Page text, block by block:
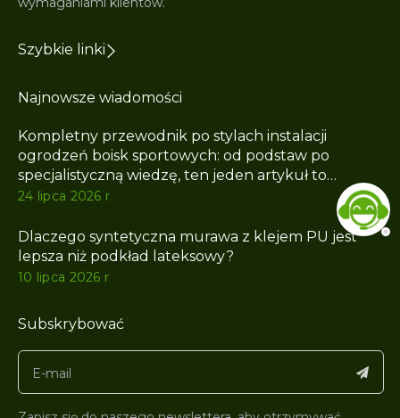
Szybkie linki
Najnowsze wiadomości
Kompletny przewodnik po stylach instalacji
ogrodzeń boisk sportowych: od podstaw po
specjalistyczną wiedzę, ten jeden artykuł to
wszystko, czego potrzebujesz
24 lipca 2026 r
Dlaczego syntetyczna murawa z klejem PU jest
lepsza niż podkład lateksowy?
10 lipca 2026 r
Subskrybować